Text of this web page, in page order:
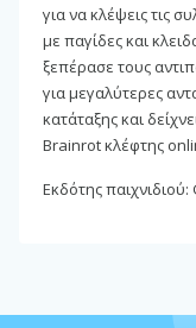
για να κλέψεις τις
με παγίδες και
ξεπέρασε τους
για μεγαλύτερες
κατάταξης και
Brainrot κλέφτης
Εκδότης